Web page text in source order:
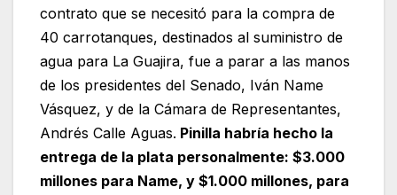
contrato que se necesitó para la compra de
40 carrotanques, destinados al suministro de
agua para La Guajira, fue a parar a las manos
de los presidentes del Senado, Iván Name
Vásquez, y de la Cámara de Representantes,
Andrés Calle Aguas. Pinilla habría hecho la
entrega de la plata personalmente: $3.000
millones para Name, y $1.000 millones, para